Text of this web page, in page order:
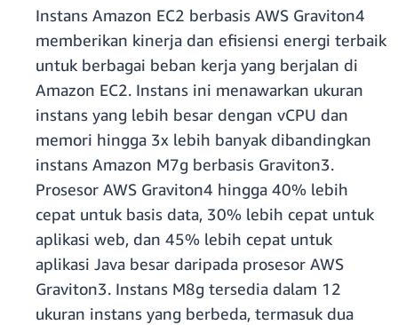
Instans Amazon EC2 berbasis AWS Graviton4
memberikan kinerja dan efisiensi energi terbaik
untuk berbagai beban kerja yang berjalan di
Amazon EC2. Instans ini menawarkan ukuran
instans yang lebih besar dengan vCPU dan
memori hingga 3x lebih banyak dibandingkan
instans Amazon M7g berbasis Graviton3.
Prosesor AWS Graviton4 hingga 40% lebih
cepat untuk basis data, 30% lebih cepat untuk
aplikasi web, dan 45% lebih cepat untuk
aplikasi Java besar daripada prosesor AWS
Graviton3. Instans M8g tersedia dalam 12
ukuran instans yang berbeda, termasuk dua